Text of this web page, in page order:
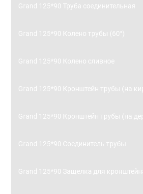
Grand 125*90 Труба соединительная
Grand 125*90 Колено трубы (60°)
Grand 125*90 Колено сливное
Grand 125*90 Кронштейн трубы (на
Grand 125*90 Кронштейн трубы (на
Grand 125*90 Соединитель трубы
Grand 125*90 Защелка для